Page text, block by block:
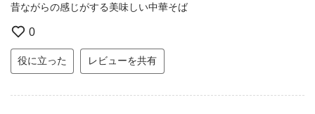
昔ながらの感じがする美味しい中華そば
0
役に立った レビューを共有